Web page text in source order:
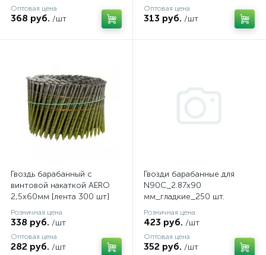
Оптовая цена
368 руб. /шт
Оптовая цена
313 руб. /шт
Гвоздь барабанный c
винтовой накаткой AERO
2,5х60мм [лента 300 шт]
(C90)
Розничная цена
338 руб. /шт
Оптовая цена
282 руб. /шт
Гвозди барабанные для
N90C_2.87x90
мм_гладкие_250 шт.
Розничная цена
423 руб. /шт
Оптовая цена
352 руб. /шт